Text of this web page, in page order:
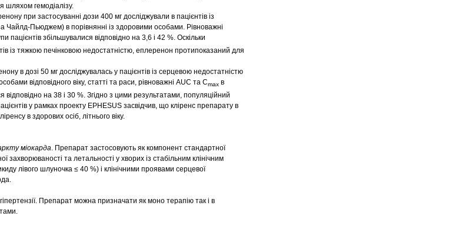
шляхом гемодіалізу.
при застосуванні дози 400 мг досліджували в пацієнтів із
Пьюджем) в порівнянні із здоровими особами. Рівноважні
пацієнтів збільшувалися відповідно на 3,6 і 42 %. Оскільки
із тяжкою печінковою недостатністю, еплеренон протипоказаний для
в дозі 50 мг досліджувалась у пацієнтів із серцевою недостатністю
відповідного віку, статті та раси, рівноважні AUC та Cmax в
відповідно на 38 і 30 %. Згідно з цими результатами, популяційний
у рамках проекту EPHESUS засвідчив, що кліренс препарату в
в здорових осіб, літнього віку.
міокарда. Препарат застосовують як компонент стандартної
та летальності у хворих із стабільним клінічним
лівого шлуночка ≤ 40 %) і клінічними проявами серцевої
Препарат можна призначати як моно терапію так і в